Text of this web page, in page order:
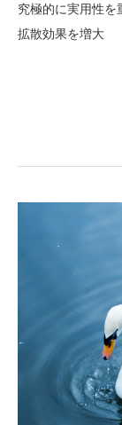
究極的に実用性を
拡散効果を増大